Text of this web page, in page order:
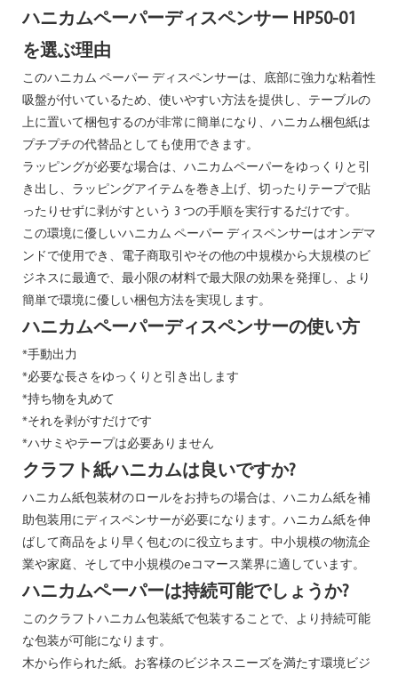
ハニカムペーパーディスペンサー HP50-01
を選ぶ理由
このハニカム ペーパー ディスペンサーは、底部に強力な粘着性
吸盤が付いているため、使いやすい方法を提供し、テーブルの
上に置いて梱包するのが非常に簡単になり、ハニカム梱包紙は
プチプチの代替品としても使用できます。
ラッピングが必要な場合は、ハニカムペーパーをゆっくりと引
き出し、ラッピングアイテムを巻き上げ、切ったりテープで貼
ったりせずに剥がすという 3 つの手順を実行するだけです。
この環境に優しいハニカム ペーパー ディスペンサーはオンデマ
ンドで使用でき、電子商取引やその他の中規模から大規模のビ
ジネスに最適で、最小限の材料で最大限の効果を発揮し、より
簡単で環境に優しい梱包方法を実現します。
ハニカムペーパーディスペンサーの使い方
*手動出力
*必要な長さをゆっくりと引き出します
*持ち物を丸めて
*それを剥がすだけです
*ハサミやテープは必要ありません
クラフト紙ハニカムは良いですか?
ハニカム紙包装材のロールをお持ちの場合は、ハニカム紙を補
助包装用にディスペンサーが必要になります。ハニカム紙を伸
ばして商品をより早く包むのに役立ちます。中小規模の物流企
業や家庭、そして中小規模のeコマース業界に適しています。
ハニカムペーパーは持続可能でしょうか?
このクラフトハニカム包装紙で包装することで、より持続可能
な包装が可能になります。
木から作られた紙。お客様のビジネスニーズを満たす環境ビジ